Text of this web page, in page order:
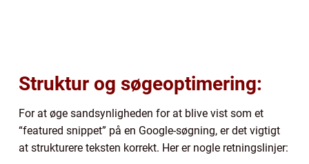
Struktur og søgeoptimering:
For at øge sandsynligheden for at blive vist som et
“featured snippet” på en Google-søgning, er det vigtigt
at strukturere teksten korrekt. Her er nogle retningslinjer: